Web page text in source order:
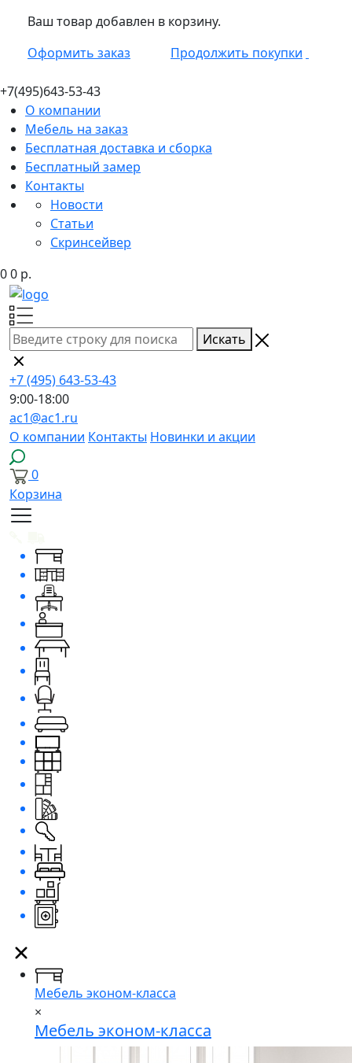
Ваш товар добавлен в корзину.
Оформить заказ
Продолжить покупки
+7(495)643-53-43
О компании
Мебель на заказ
Бесплатная доставка и сборка
Бесплатный замер
Контакты
Новости
Статьи
Скринсейвер
00 р.
Искать
+7 (495) 643-53-43
9:00-18:00
ac1@ac1.ru
О компании Контакты Новинки и акции
0
Корзина
Мебель эконом-класса
×
Мебель эконом-класса